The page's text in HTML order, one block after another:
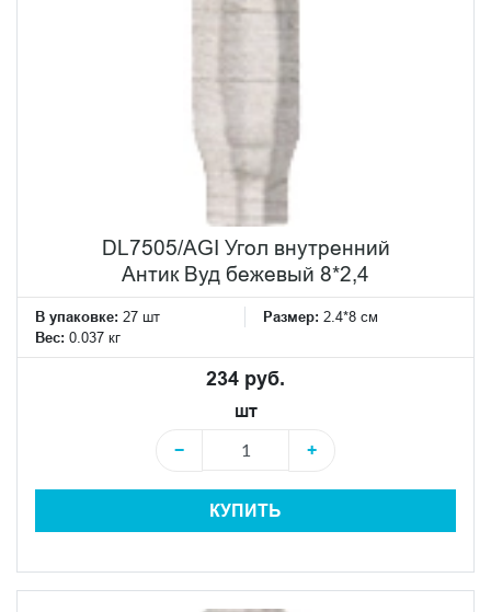
DL7505/AGI Угол внутренний
Антик Вуд бежевый 8*2,4
В упаковке: 27 шт Размер: 2.4*8 см
Вес: 0.037 кг
234 руб.
шт
−
+
КУПИТЬ